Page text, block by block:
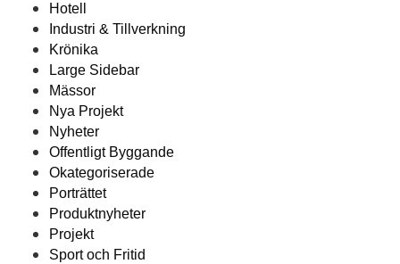
Hotell
Industri & Tillverkning
Krönika
Large Sidebar
Mässor
Nya Projekt
Nyheter
Offentligt Byggande
Okategoriserade
Porträttet
Produktnyheter
Projekt
Sport och Fritid